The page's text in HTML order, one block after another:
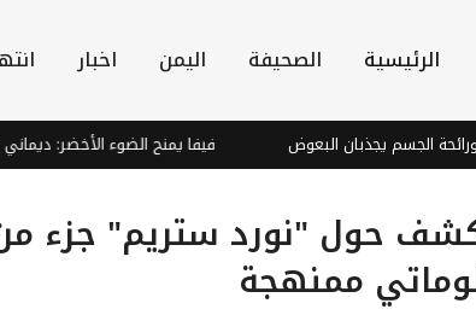
الرئيسية الصحيفة اليمن اخبار
الجسم يجذبان البعوض فيفا يمنح الضوء الأخضر: ديماني
حول "نورد ستريم" جزء
ممنهجة